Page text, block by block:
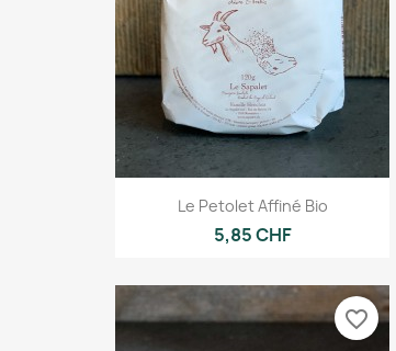
Aperçu rapide
Le Petolet Affiné Bio
5,85 CHF
favorite_border